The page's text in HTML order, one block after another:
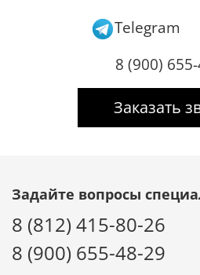
Telegram
8 (900)
Заказать
Задайте вопросы
8 (812) 415-80-26
8 (900) 655-48-29